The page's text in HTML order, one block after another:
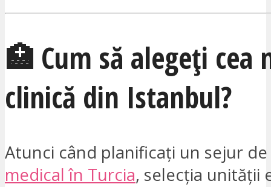
🏥 Cum să alegeți cea
clinică din Istanbul?
Atunci când planificați un sejur de
medical în Turcia, selecția unității